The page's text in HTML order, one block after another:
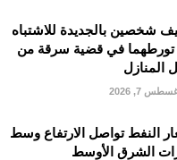
شخصين بالجديدة للاشتباه
في قضية سرقة من
المنازل
7, 2026
النفط تواصل الارتفاع وسط
الشرق الأوسط